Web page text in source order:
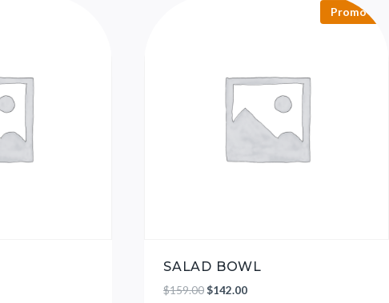
Promo !
SALAD BOWL
$159.00$142.00